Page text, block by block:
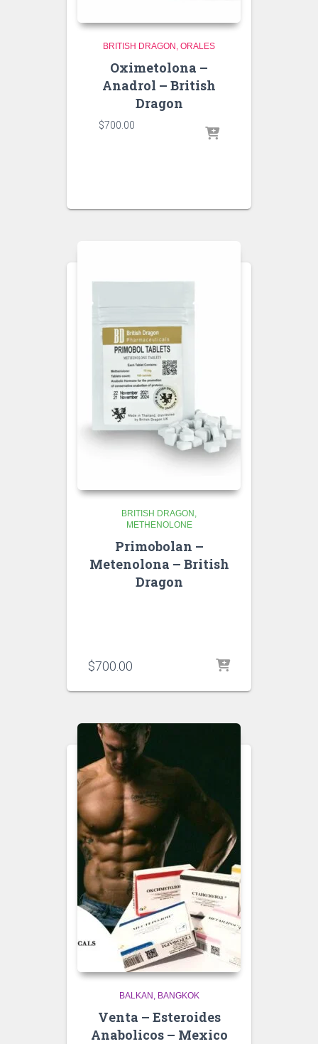
BRITISH DRAGON ORALES
Oximetolona –
Anadrol – British
Dragon
$700.00
BRITISH DRAGON
METHENOLONE
Primobolan –
Metenolona – British
Dragon
$700.00
BALKAN BANGKOK
Venta – Esteroides
Anabolicos – Mexico